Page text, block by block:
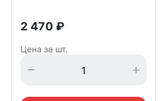
2 470 ₽
Цена за шт.